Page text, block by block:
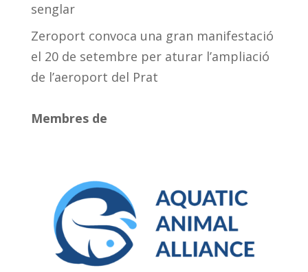
senglar
Zeroport convoca una gran manifestació
el 20 de setembre per aturar l’ampliació
de l’aeroport del Prat
Membres de